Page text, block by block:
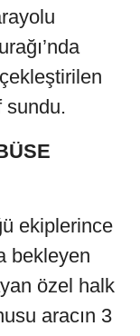
sundu.
ekiplerince
bekleyen
özel halk
aracın 3